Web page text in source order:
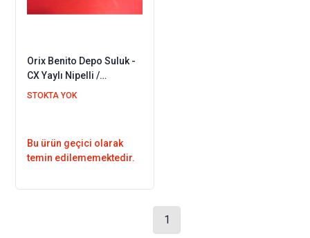
Orix Benito Depo Suluk -
CX Yaylı Nipelli /
Herhangi bir kaba monte
STOKTA YOK
Bu ürün geçici olarak
temin edilememektedir.
1